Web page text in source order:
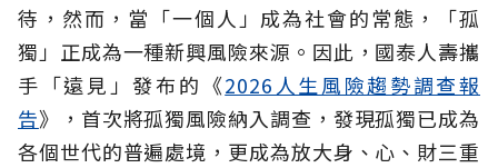
待，然而，當「一個人」成為社會的常態，「孤
獨」正成為一種新興風險來源。因此，國泰人壽攜
手「遠見」發布的《2026人生風險趨勢調查報
告》，首次將孤獨風險納入調查，發現孤獨已成為
各個世代的普遍處境，更成為放大身、心、財三重